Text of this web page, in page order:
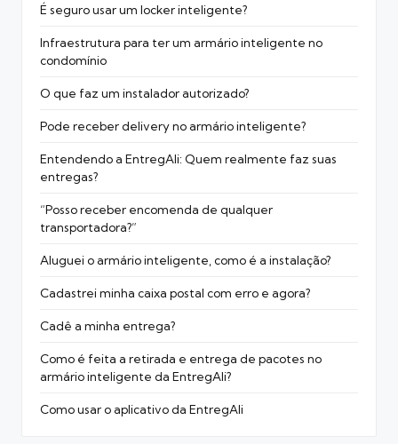
É seguro usar um locker inteligente?
Infraestrutura para ter um armário inteligente no
condomínio
O que faz um instalador autorizado?
Pode receber delivery no armário inteligente?
Entendendo a EntregAli: Quem realmente faz suas
entregas?
“Posso receber encomenda de qualquer
transportadora?”
Aluguei o armário inteligente, como é a instalação?
Cadastrei minha caixa postal com erro e agora?
Cadê a minha entrega?
Como é feita a retirada e entrega de pacotes no
armário inteligente da EntregAli?
Como usar o aplicativo da EntregAli